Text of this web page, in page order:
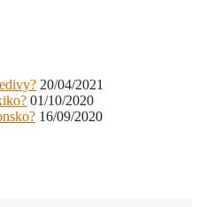
20/04/2021
01/10/2020
16/09/2020